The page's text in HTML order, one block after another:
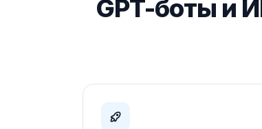
GPT-боты и